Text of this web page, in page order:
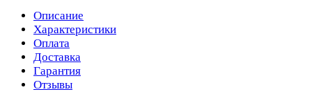
Описание
Характеристики
Оплата
Доставка
Гарантия
Отзывы